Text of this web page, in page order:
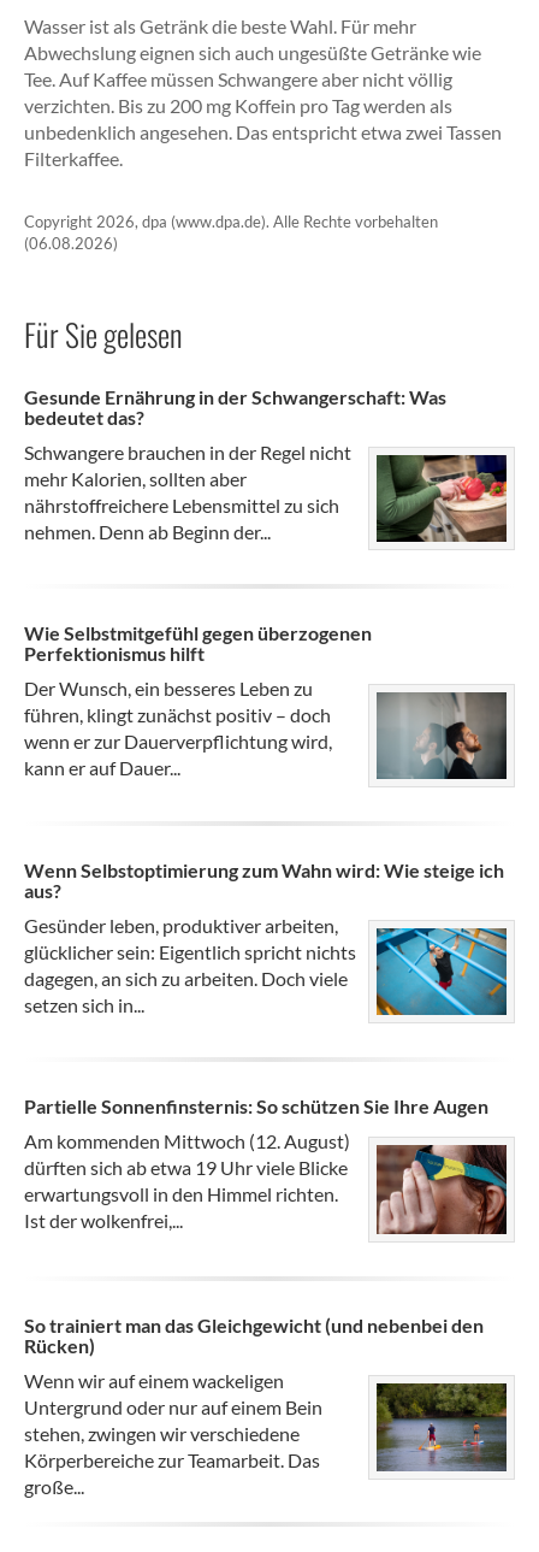
Wasser ist als Getränk die beste Wahl. Für mehr
Abwechslung eignen sich auch ungesüßte Getränke wie
Tee. Auf Kaffee müssen Schwangere aber nicht völlig
verzichten. Bis zu 200 mg Koffein pro Tag werden als
unbedenklich angesehen. Das entspricht etwa zwei Tassen
Filterkaffee.
Copyright 2026, dpa (www.dpa.de). Alle Rechte vorbehalten
(06.08.2026)
Für Sie gelesen
Gesunde Ernährung in der Schwangerschaft: Was
bedeutet das?
Schwangere brauchen in der Regel nicht
mehr Kalorien, sollten aber
nährstoffreichere Lebensmittel zu sich
nehmen. Denn ab Beginn der...
Wie Selbstmitgefühl gegen überzogenen
Perfektionismus hilft
Der Wunsch, ein besseres Leben zu
führen, klingt zunächst positiv – doch
wenn er zur Dauerverpflichtung wird,
kann er auf Dauer...
Wenn Selbstoptimierung zum Wahn wird: Wie steige ich
aus?
Gesünder leben, produktiver arbeiten,
glücklicher sein: Eigentlich spricht nichts
dagegen, an sich zu arbeiten. Doch viele
setzen sich in...
Partielle Sonnenfinsternis: So schützen Sie Ihre Augen
Am kommenden Mittwoch (12. August)
dürften sich ab etwa 19 Uhr viele Blicke
erwartungsvoll in den Himmel richten.
Ist der wolkenfrei,...
So trainiert man das Gleichgewicht (und nebenbei den
Rücken)
Wenn wir auf einem wackeligen
Untergrund oder nur auf einem Bein
stehen, zwingen wir verschiedene
Körperbereiche zur Teamarbeit. Das
große...